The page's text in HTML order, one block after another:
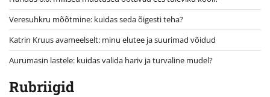
Veresuhkru mõõtmine: kuidas seda õigesti teha?
Katrin Kruus avameelselt: minu elutee ja suurimad võidud
Aurumasin lastele: kuidas valida hariv ja turvaline mudel?
Rubriigid